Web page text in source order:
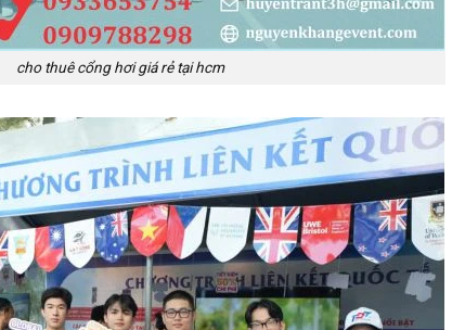
cho thuê cổng hơi giá rẻ tại hcm